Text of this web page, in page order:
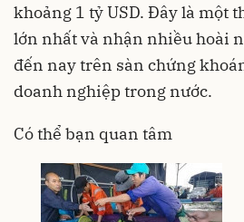
khoảng 1 tỷ USD. Đây là một
lớn nhất và nhận nhiều hoài
đến nay trên sàn chứng
doanh nghiệp trong nước.
Có thể bạn quan tâm